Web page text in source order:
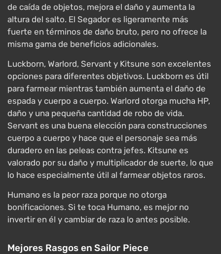
de caída de objetos, mejora el daño y aumenta la
altura del salto. El Segador es ligeramente más
fuerte en términos de daño bruto, pero no ofrece la
misma gama de beneficios adicionales.
Luckborn, Warlord, Servant y Kitsune son excelentes
opciones para diferentes objetivos. Luckborn es útil
para farmear mientras también aumenta el daño de
espada y cuerpo a cuerpo. Warlord otorga mucha HP,
daño y una pequeña cantidad de robo de vida.
Servant es una buena elección para construcciones
cuerpo a cuerpo y hace que el personaje sea más
duradero en las peleas contra jefes. Kitsune es
valorado por su daño y multiplicador de suerte, lo que
lo hace especialmente útil al farmear objetos raros.
Humano es la peor raza porque no otorga
bonificaciones. Si te toca Humano, es mejor no
invertir en él y cambiar de raza lo antes posible.
Mejores Rasgos en Sailor Piece